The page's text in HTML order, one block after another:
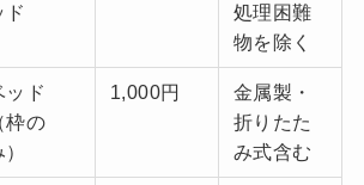
ド
処理困難
物を除く
ッド
枠の
1,000円
金属製・
折りたた
み式含む